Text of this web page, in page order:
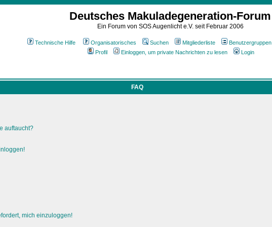
Deutsches Makuladegeneration-Forum
Ein Forum von SOS Augenlicht e.V. seit Februar 2006
Technische Hilfe Organisatorisches Suchen Mitgliederliste Benutzergruppen
Profil
Einloggen, um private Nachrichten zu lesen Login
FAQ
auftaucht?
mich einzuloggen!